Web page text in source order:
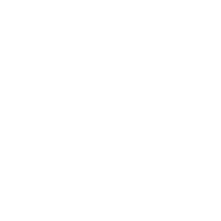
Mobile Internet Energy